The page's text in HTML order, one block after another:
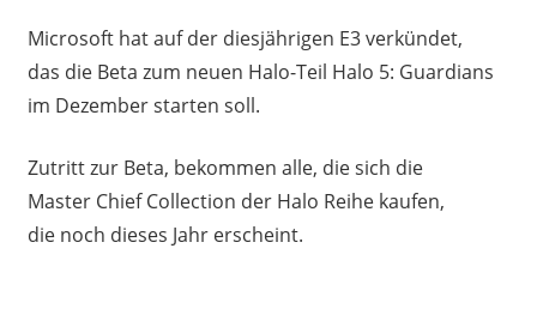
Microsoft hat auf der diesjährigen E3 verkündet,
das die Beta zum neuen Halo-Teil Halo 5: Guardians
im Dezember starten soll.
Zutritt zur Beta, bekommen alle, die sich die
Master Chief Collection der Halo Reihe kaufen,
die noch dieses Jahr erscheint.